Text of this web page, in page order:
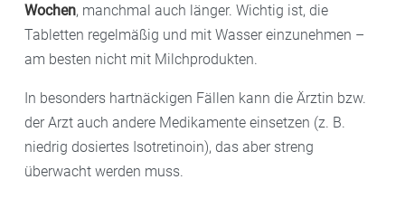
Wochen, manchmal auch länger. Wichtig ist, die
Tabletten regelmäßig und mit Wasser einzunehmen –
am besten nicht mit Milchprodukten.
In besonders hartnäckigen Fällen kann die Ärztin bzw.
der Arzt auch andere Medikamente einsetzen (z. B.
niedrig dosiertes Isotretinoin), das aber streng
überwacht werden muss.